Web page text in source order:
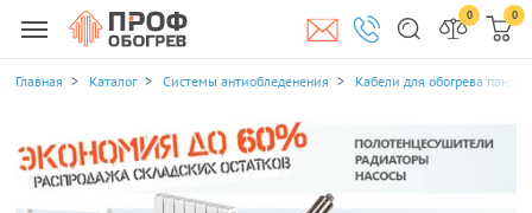
0 0
Главная Каталог Системы антиобледенения Кабели для обогрева